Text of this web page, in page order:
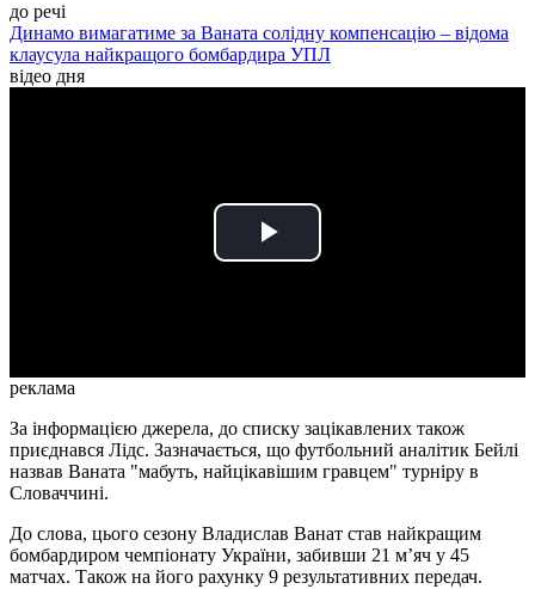
до речі
Динамо вимагатиме за Ваната солідну компенсацію – відома
клаусула найкращого бомбардира УПЛ
відео дня
Play
реклама
За інформацією джерела, до списку зацікавлених також
приєднався Лідс. Зазначається, що футбольний аналітик Бейлі
назвав Ваната "мабуть, найцікавішим гравцем" турніру в
Словаччині.
До слова, цього сезону Владислав Ванат став найкращим
бомбардиром чемпіонату України, забивши 21 м’яч у 45
матчах. Також на його рахунку 9 результативних передач.